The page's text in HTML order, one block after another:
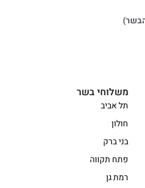
משלוחי בשר
תל אביב
חולון
בני ברק
פתח תקווה
רמת גן